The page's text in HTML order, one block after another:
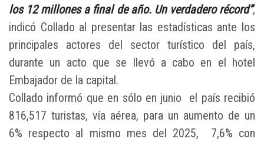
los 12 millones a final de año. Un verdadero récord”,
indicó Collado al presentar las estadísticas ante los
principales actores del sector turístico del país,
durante un acto que se llevó a cabo en el hotel
Embajador de la capital.
Collado informó que en sólo en junio el país recibió
816,517 turistas, vía aérea, para un aumento de un
6% respecto al mismo mes del 2025, 7,6% con